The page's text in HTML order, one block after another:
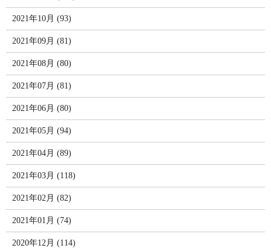
2021年10月 (93)
2021年09月 (81)
2021年08月 (80)
2021年07月 (81)
2021年06月 (80)
2021年05月 (94)
2021年04月 (89)
2021年03月 (118)
2021年02月 (82)
2021年01月 (74)
2020年12月 (114)